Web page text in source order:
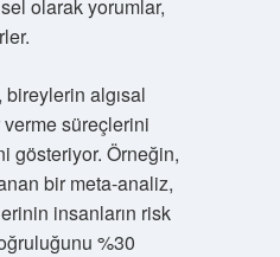
olarak yorumlar,
bireylerin algısal
süreçlerini
gösteriyor. Örneğin,
bir meta-analiz,
insanların risk
%30